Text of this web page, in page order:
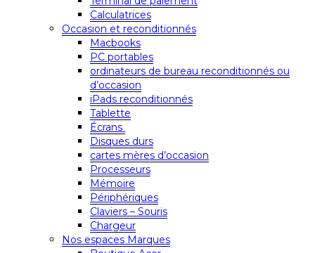
Calculatrices
Occasion et reconditionnés
Macbooks
PC portables
ordinateurs de bureau reconditionnés ou
d’occasion
iPads reconditionnés
Tablette
Écrans
Disques durs
cartes mères d’occasion
Processeurs
Mémoire
Périphériques
Claviers – Souris
Chargeur
Nos espaces Marques